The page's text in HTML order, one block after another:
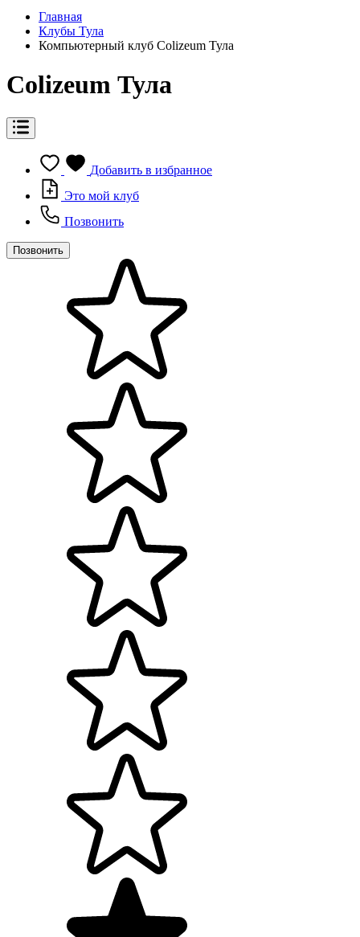
Главная
Клубы Тула
Компьютерный клуб Colizeum Тула
Colizeum Тула
Добавить в избранное
Это мой клуб
Позвонить
Позвонить